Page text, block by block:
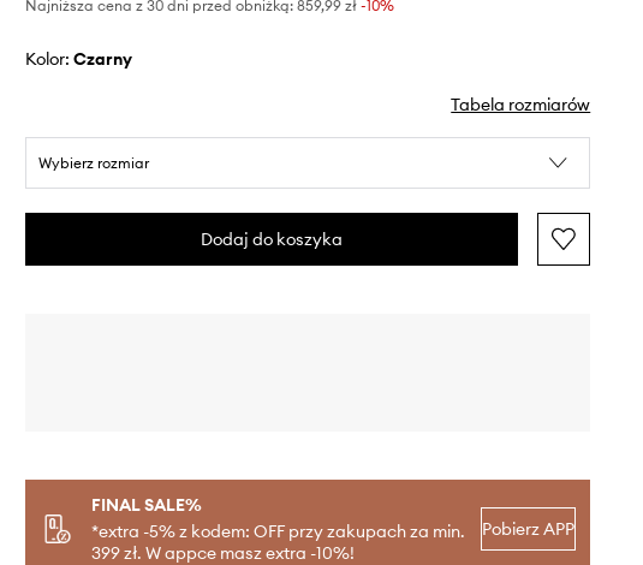
Najniższa cena z 30 dni przed obniżką: 859,99 zł -10%
Kolor: czarny
Tabela rozmiarów
Wybierz rozmiar
Dodaj do koszyka
FINAL SALE%
*extra -5% z kodem: OFF przy zakupach za min.
399 zł. W appce masz extra -10%!
Pobierz APP